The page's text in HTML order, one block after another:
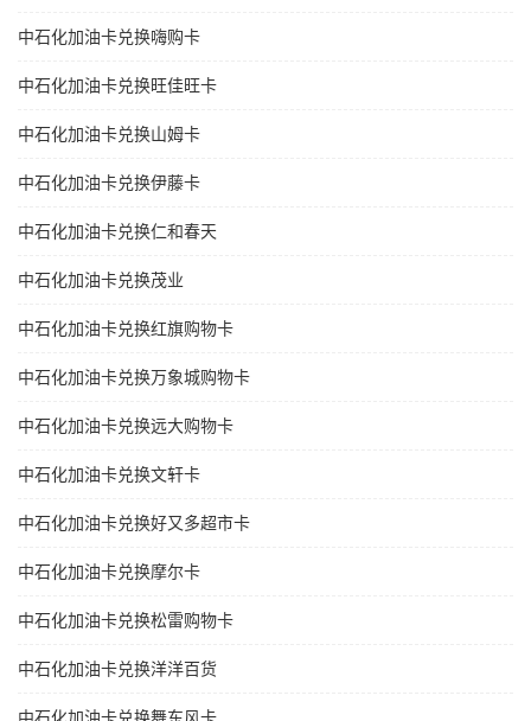
中石化加油卡兑换嗨购卡
中石化加油卡兑换旺佳旺卡
中石化加油卡兑换山姆卡
中石化加油卡兑换伊藤卡
中石化加油卡兑换仁和春天
中石化加油卡兑换茂业
中石化加油卡兑换红旗购物卡
中石化加油卡兑换万象城购物卡
中石化加油卡兑换远大购物卡
中石化加油卡兑换文轩卡
中石化加油卡兑换好又多超市卡
中石化加油卡兑换摩尔卡
中石化加油卡兑换松雷购物卡
中石化加油卡兑换洋洋百货